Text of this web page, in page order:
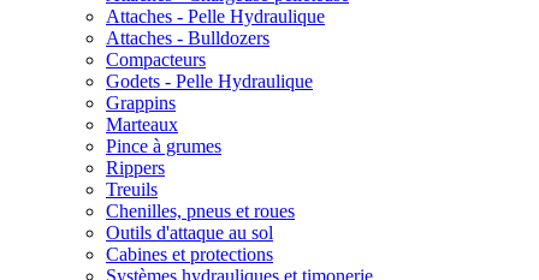
Attaches - Pelle Hydraulique
Attaches - Bulldozers
Compacteurs
Godets - Pelle Hydraulique
Grappins
Marteaux
Pince à grumes
Rippers
Treuils
Chenilles, pneus et roues
Outils d'attaque au sol
Cabines et protections
Systèmes hydrauliques et timonerie